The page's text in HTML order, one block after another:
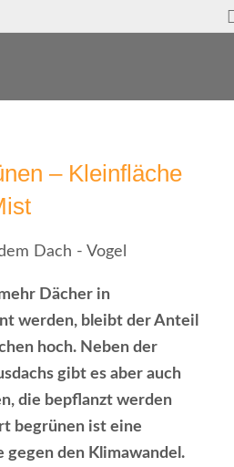
– Kleinfläche
Dächer in
werden, bleibt der Anteil
hoch. Neben der
gibt es aber auch
die bepflanzt werden
begrünen ist eine
den Klimawandel.